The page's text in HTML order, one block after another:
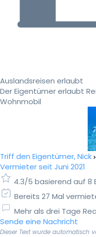
Auslandsreisen erlaubt
Der Eigentümer erlaubt
Wohnmobil
Triff den Eigentümer, Nick
Vermieter seit Juni 2021
4.3/5 basierend auf 8
Bereits 27 Mal
Mehr als drei Tage
Sende eine Nachricht
Dieser Text wurde automatisch